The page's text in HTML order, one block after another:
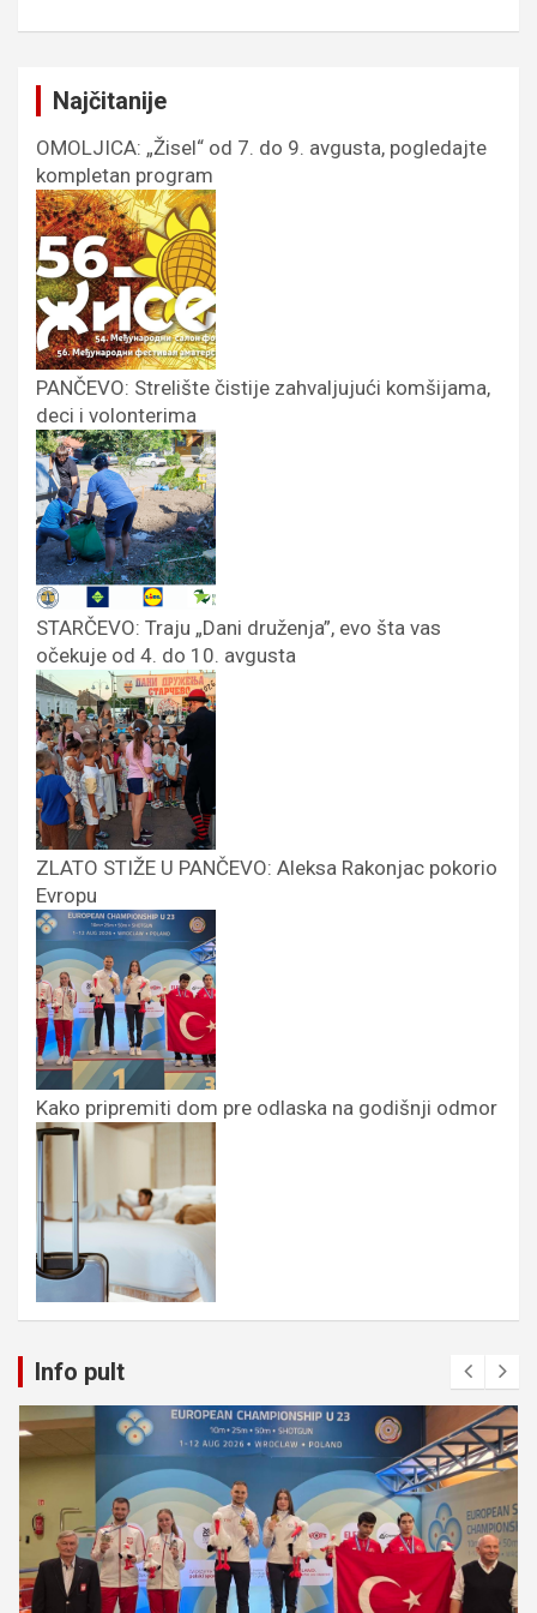
Najčitanije
OMOLJICA: „Žisel“ od 7. do 9. avgusta, pogledajte
kompletan program
PANČEVO: Strelište čistije zahvaljujući komšijama,
deci i volonterima
STARČEVO: Traju „Dani druženja”, evo šta vas
očekuje od 4. do 10. avgusta
ZLATO STIŽE U PANČEVO: Aleksa Rakonjac pokorio
Evropu
Kako pripremiti dom pre odlaska na godišnji odmor
Info pult